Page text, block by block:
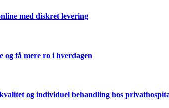
med diskret levering
og få mere ro i hverdagen
og individuel behandling hos